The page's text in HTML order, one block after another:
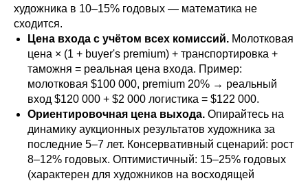
художника в 10–15% годовых — математика не
сходится.
Цена входа с учётом всех комиссий. Молотковая
цена × (1 + buyer's premium) + транспортировка +
таможня = реальная цена входа. Пример:
молотковая $100 000, premium 20% → реальный
вход $120 000 + $2 000 логистика = $122 000.
Ориентировочная цена выхода. Опирайтесь на
динамику аукционных результатов художника за
последние 5–7 лет. Консервативный сценарий: рост
8–12% годовых. Оптимистичный: 15–25% годовых
(характерен для художников на восходящей